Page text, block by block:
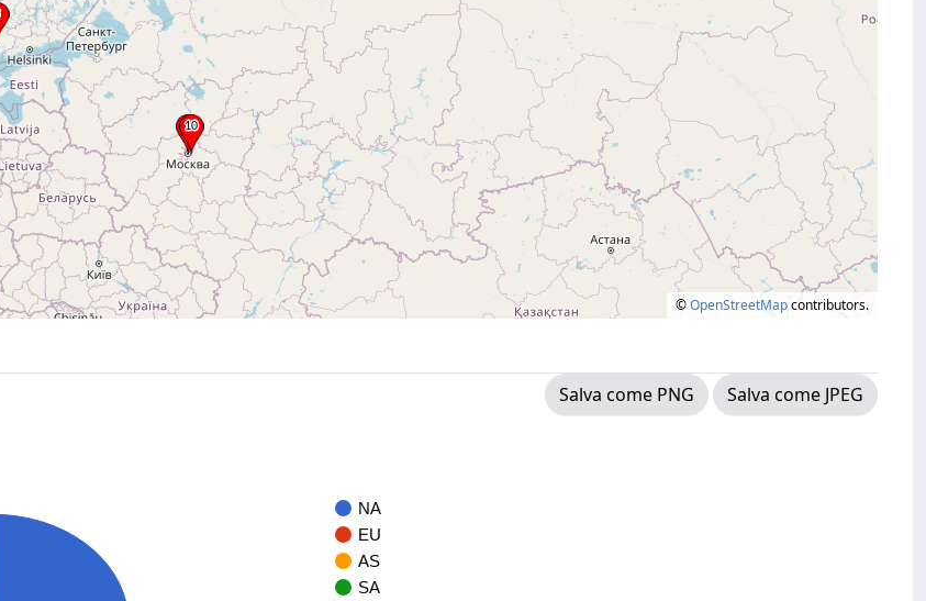
©OpenStreetMapcontributors.
Salva come PNG
Salva come JPEG
NA
EU
AS
SA